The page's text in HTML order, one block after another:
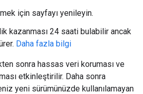
için sayfayı yenileyin.
kazanması 24 saati bulabilir ancak
Daha fazla bilgi
sonra hassas veri koruması ve
etkinleştirilir. Daha sonra
yeni sürümünüzde kullanılamayan